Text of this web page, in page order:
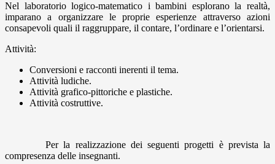
Nel laboratorio logico-matematico i bambini esplorano la realtà,
imparano a organizzare le proprie esperienze attraverso azioni
consapevoli quali il raggruppare, il contare, l’ordinare e l’orientarsi.
Attività:
Conversioni e racconti inerenti il tema.
Attività ludiche.
Attività grafico-pittoriche e plastiche.
Attività costruttive.
Per la realizzazione dei seguenti progetti è prevista la
compresenza delle insegnanti.